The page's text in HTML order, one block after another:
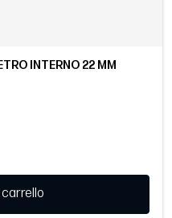
INTERNO 22 MM
carrello